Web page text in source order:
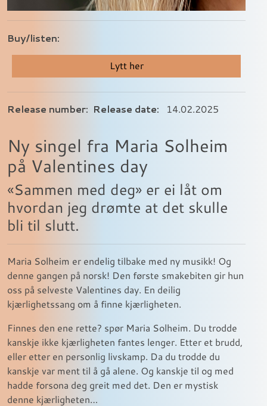
Buy/listen:
Lytt her
Release number: Release date: 14.02.2025
Ny singel fra Maria Solheim
på Valentines day
«Sammen med deg» er ei låt om
hvordan jeg drømte at det skulle
bli til slutt.
Maria Solheim er endelig tilbake med ny musikk! Og
denne gangen på norsk! Den første smakebiten gir hun
oss på selveste Valentines day. En deilig
kjærlighetssang om å finne kjærligheten.
Finnes den ene rette? spør Maria Solheim. Du trodde
kanskje ikke kjærligheten fantes lenger. Etter et brudd,
eller etter en personlig livskamp. Da du trodde du
kanskje var ment til å gå alene. Og kanskje til og med
hadde forsona deg greit med det. Den er mystisk
denne kjærligheten…